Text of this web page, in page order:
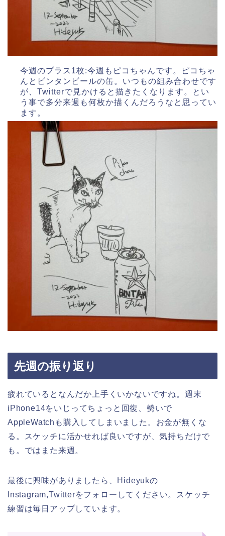
今週のプラス1枚:今週もピコちゃんです。ピコちゃ
んとビンタンビールの缶。いつもの組み合わせです
が、Twitterで見かけると描きたくなります。とい
う事で多分来週も何枚か描くんだろうなと思ってい
ます。
先週の振り返り
疲れているとなんだか上手くいかないですね。週末
iPhone14をいじってちょっと回復、勢いで
AppleWatchも購入してしまいました。お金が無くな
る。スケッチに活かせれば良いですが、気持ちだけで
も。ではまた来週。
最後に興味がありましたら、Hideyukの
Instagram,Twitterをフォローしてください。スケッチ
練習は毎日アップしています。